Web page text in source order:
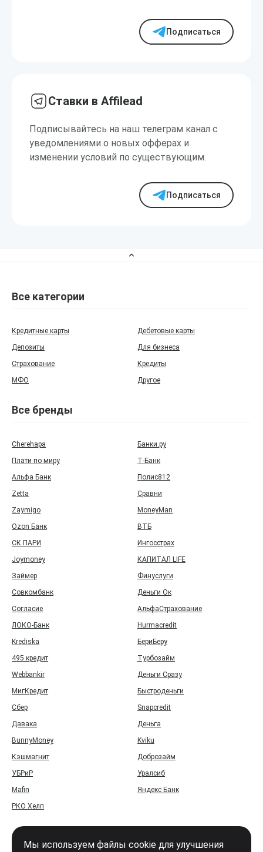
Подписаться
Ставки в Affilead
Подписывайтесь на наш телеграм канал с
уведомлениями о новых офферах и
изменении условий по существующим.
Подписаться
Все категории
Кредитные карты
Дебетовые карты
Депозиты
Для бизнеса
Страхование
Кредиты
МФО
Другое
Все бренды
Cherehapa
Банки.ру
Плати по миру
Т‑Банк
Альфа Банк
Полис812
Zetta
Сравни
Zaymigo
MoneyMan
Ozon Банк
ВТБ
СК ПАРИ
Ингосстрах
Joymoney
КАПИТАЛ LIFE
Займер
Финуслуги
Совкомбанк
Деньги Ок
Согласие
АльфаСтрахование
ЛОКО-Банк
Hurmacredit
Krediska
БериБеру
495 кредит
Турбозайм
Webbankir
Деньги Сразу
МигКредит
Быстроденьги
Сбер
Snapcredit
Давака
Деньга
BunnyMoney
Kviku
Кэшмагнит
Доброзайм
УБРиР
Уралсиб
Mafin
Яндекс Банк
РКО Хелп
Мы используем файлы cookie для улучшения